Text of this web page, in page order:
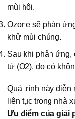
mùi hôi.
Ozone sẽ phản
khử mùi chúng.
Sau khi phản ứng,
tử (O2), do đó
Quá trình này diễn
liên tục trong nhà
Ưu điểm của giải